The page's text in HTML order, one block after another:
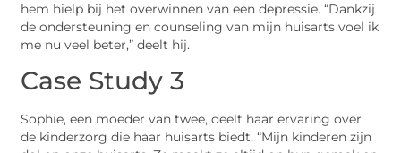
hem hielp bij het overwinnen van een depressie. “Dankzij
de ondersteuning en counseling van mijn huisarts voel ik
me nu veel beter,” deelt hij.
Case Study 3
Sophie, een moeder van twee, deelt haar ervaring over
de kinderzorg die haar huisarts biedt. “Mijn kinderen zijn